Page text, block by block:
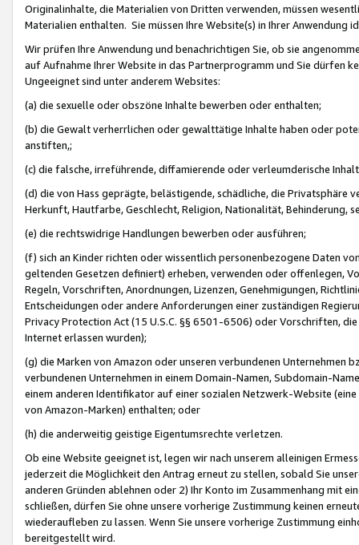
Originalinhalte, die Materialien von Dritten verwenden, müssen
Materialien enthalten. Sie müssen Ihre Website(s) in Ihrer Anwendung
Wir prüfen Ihre Anwendung und benachrichtigen Sie, ob sie
auf Aufnahme Ihrer Website in das Partnerprogramm und Sie dürfen
Ungeeignet sind unter anderem Websites:
(a) die sexuelle oder obszöne Inhalte bewerben oder enthalten;
(b) die Gewalt verherrlichen oder gewalttätige Inhalte haben oder
anstiften,;
(c) die falsche, irreführende, diffamierende oder verleumderische
(d) die von Hass geprägte, belästigende, schädliche, die Privatsphäre
Herkunft, Hautfarbe, Geschlecht, Religion, Nationalität, Behinderung,
(e) die rechtswidrige Handlungen bewerben oder ausführen;
(f) sich an Kinder richten oder wissentlich personenbezogene Daten
geltenden Gesetzen definiert) erheben, verwenden oder offenlegen,
Regeln, Vorschriften, Anordnungen, Lizenzen, Genehmigungen,
Entscheidungen oder andere Anforderungen einer zuständigen
Privacy Protection Act (15 U.S.C. §§ 6501-6506) oder Vorschriften,
Internet erlassen wurden);
(g) die Marken von Amazon oder unseren verbundenen Unternehmen
verbundenen Unternehmen in einem Domain-Namen, Subdomain-
einem anderen Identifikator auf einer sozialen Netzwerk-Website
von Amazon-Marken) enthalten; oder
(h) die anderweitig geistige Eigentumsrechte verletzen.
Ob eine Website geeignet ist, legen wir nach unserem alleinigen
jederzeit die Möglichkeit den Antrag erneut zu stellen, sobald Sie
anderen Gründen ablehnen oder 2) Ihr Konto im Zusammenhang mit
schließen, dürfen Sie ohne unsere vorherige Zustimmung keinen
wiederaufleben zu lassen. Wenn Sie unsere vorherige Zustimmung
bereitgestellt wird.